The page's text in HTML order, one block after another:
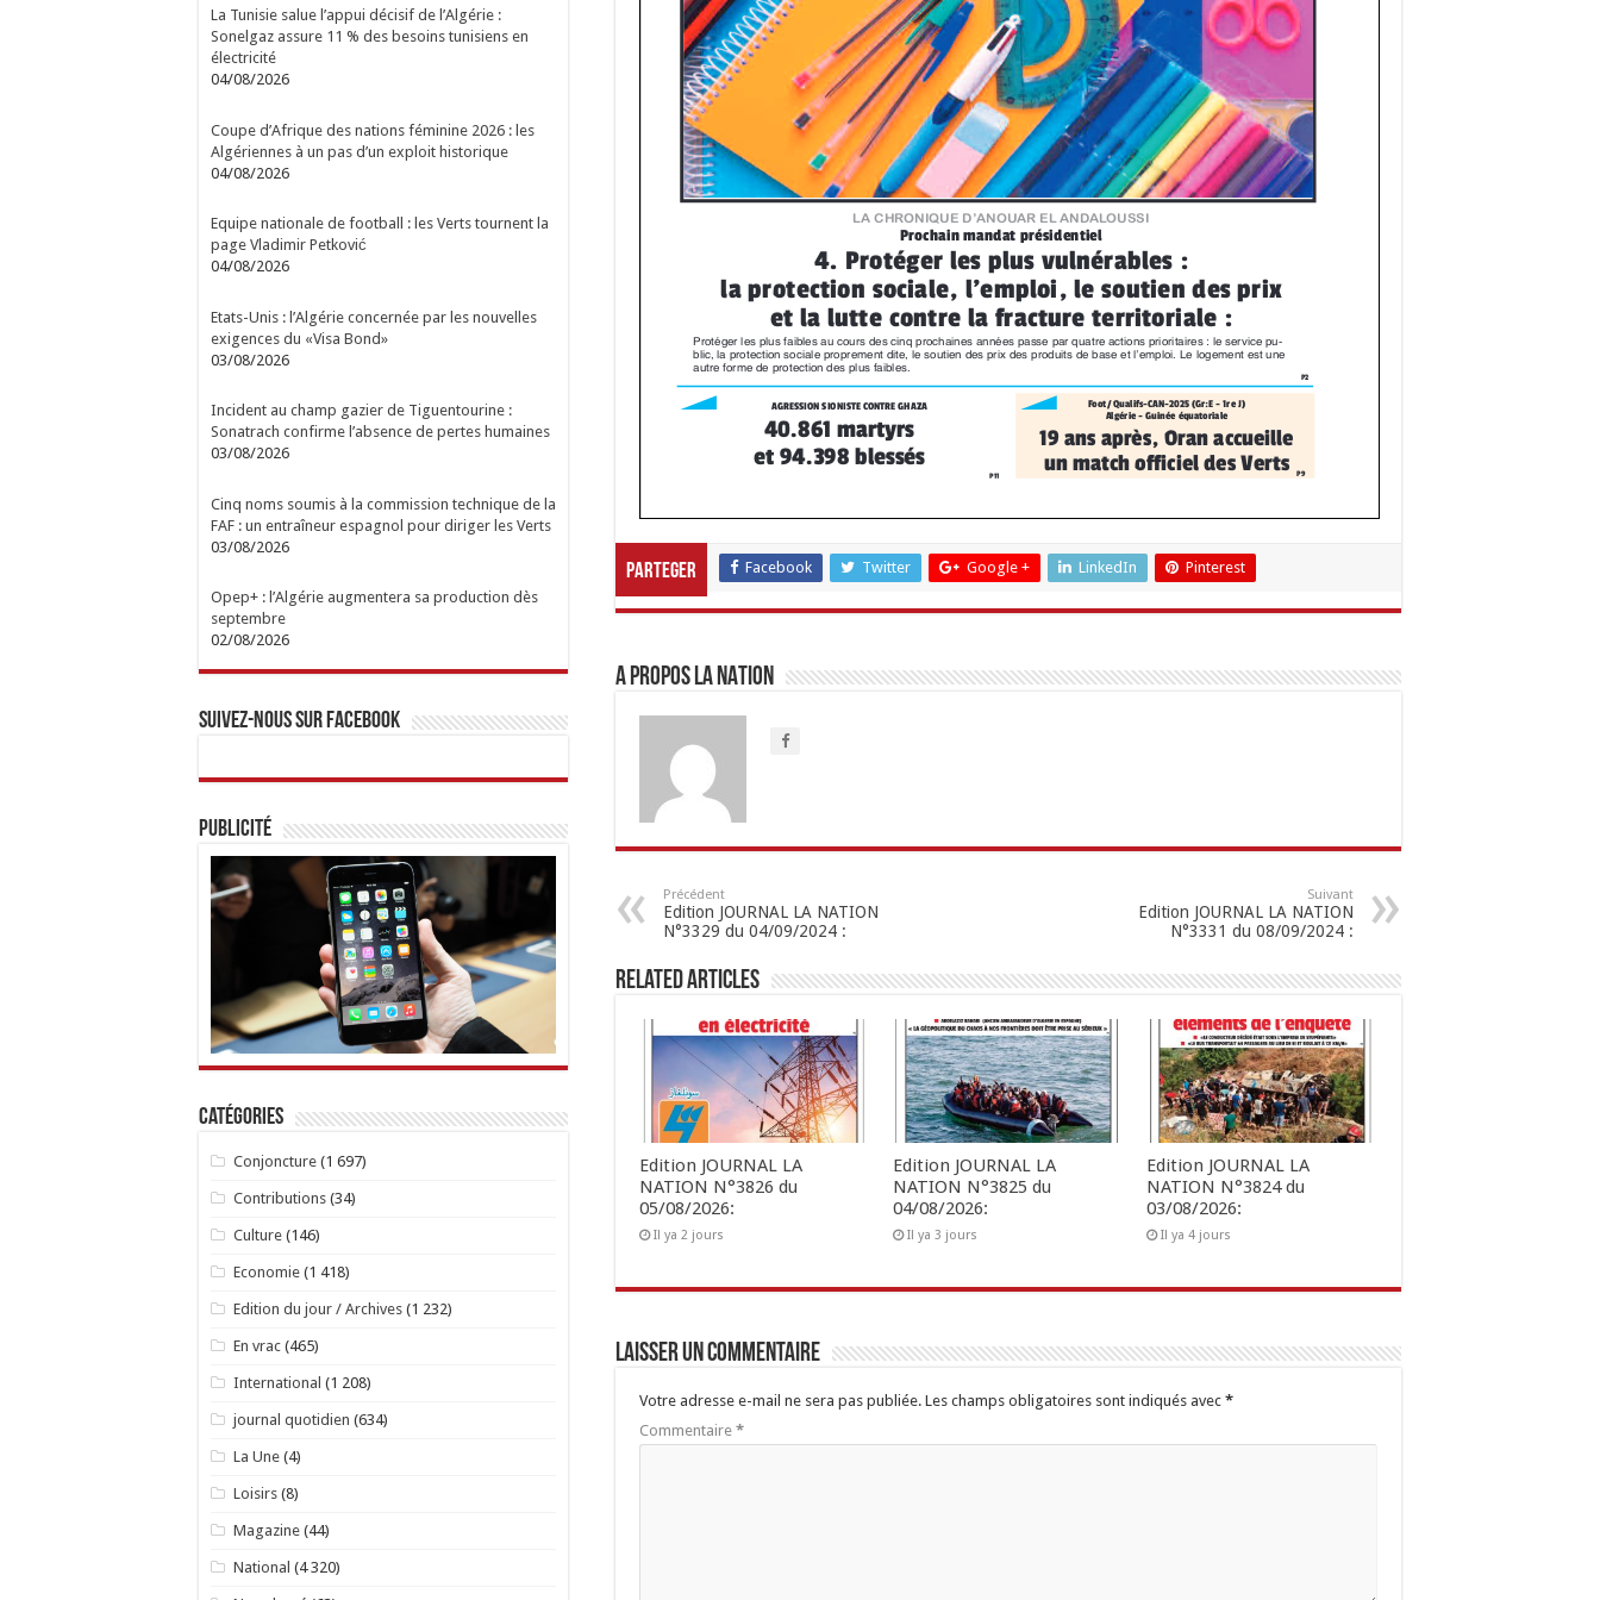
Parteger Facebook Twitter Google + LinkedIn Pinterest
A propos LA NATION
Précédent
Edition JOURNAL LA NATION
N°3329 du 04/09/2024 :
Suivant
Edition JOURNAL LA NATION
N°3331 du 08/09/2024 :
Related Articles
Edition JOURNAL LA
NATION N°3826 du
05/08/2026:
Il ya 2 jours
Edition JOURNAL LA
NATION N°3825 du
04/08/2026:
Il ya 3 jours
Edition JOURNAL LA
NATION N°3824 du
03/08/2026:
Il ya 4 jours
Laisser un commentaire
Votre adresse e-mail ne sera pas publiée. Les champs obligatoires sont indiqués avec *
Commentaire *
La Tunisie salue l’appui décisif de l’Algérie :
Sonelgaz assure 11 % des besoins tunisiens en
électricité
04/08/2026
Coupe d’Afrique des nations féminine 2026 : les
Algériennes à un pas d’un exploit historique
04/08/2026
Equipe nationale de football : les Verts tournent la
page Vladimir Petković
04/08/2026
Etats-Unis : l’Algérie concernée par les nouvelles
exigences du «Visa Bond»
03/08/2026
Incident au champ gazier de Tiguentourine :
Sonatrach confirme l’absence de pertes humaines
03/08/2026
Cinq noms soumis à la commission technique de la
FAF : un entraîneur espagnol pour diriger les Verts
03/08/2026
Opep+ : l’Algérie augmentera sa production dès
septembre
02/08/2026
Suivez-nous sur Facebook
Publicité
Catégories
Conjoncture(1 697)
Contributions(34)
Culture(146)
Economie(1 418)
Edition du jour / Archives(1 232)
En vrac(465)
International (1 208)
journal quotidien (634)
La Une(4)
Loisirs(8)
Magazine(44)
National (4 320)